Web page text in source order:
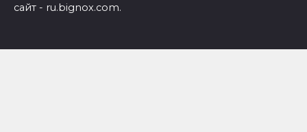
сайт - ru.bignox.com.